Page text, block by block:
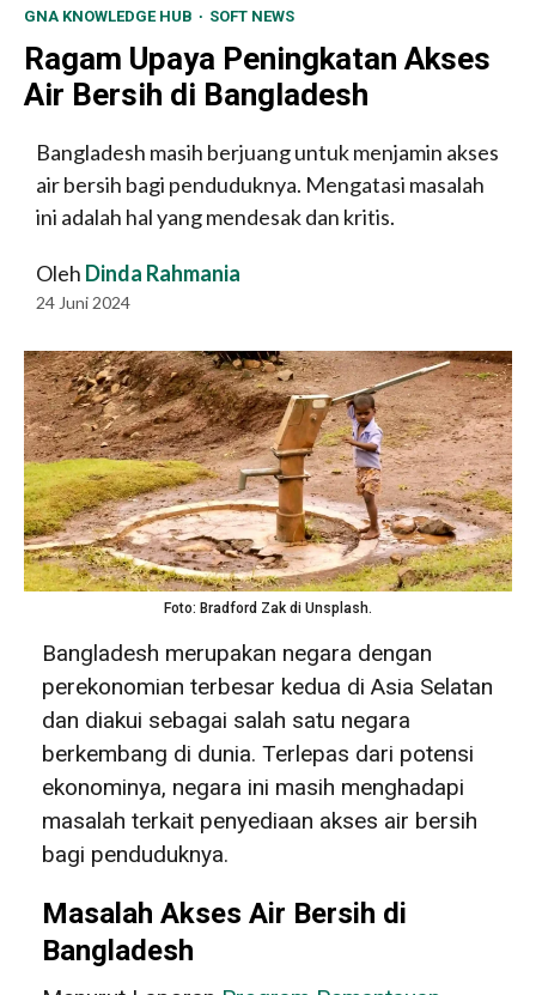
GNA KNOWLEDGE HUB SOFT NEWS
Ragam Upaya Peningkatan Akses
Air Bersih di Bangladesh
Bangladesh masih berjuang untuk menjamin akses
air bersih bagi penduduknya. Mengatasi masalah
ini adalah hal yang mendesak dan kritis.
Oleh Dinda Rahmania
24 Juni 2024
Foto: Bradford Zak di Unsplash.
Bangladesh merupakan negara dengan
perekonomian terbesar kedua di Asia Selatan
dan diakui sebagai salah satu negara
berkembang di dunia. Terlepas dari potensi
ekonominya, negara ini masih menghadapi
masalah terkait penyediaan akses air bersih
bagi penduduknya.
Masalah Akses Air Bersih di
Bangladesh